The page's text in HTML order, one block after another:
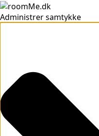
Administrer samtykke